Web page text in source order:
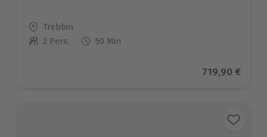
Standort
Trebbin
Anzahl der Teilnehmer
2 Pers. 50 Min
Aktueller
719,90 €